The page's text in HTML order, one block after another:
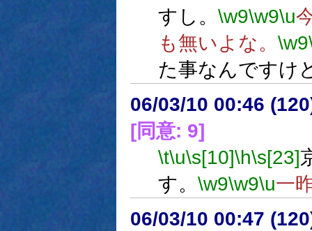
すし。 \w9\w9\u
も無いよな。 \w9
た事なんですけ
06/03/10 00:46
[同意: 9]
\t\u\s[10]\h\s[23]
す。 \w9\w9\u一
06/03/10 00:47